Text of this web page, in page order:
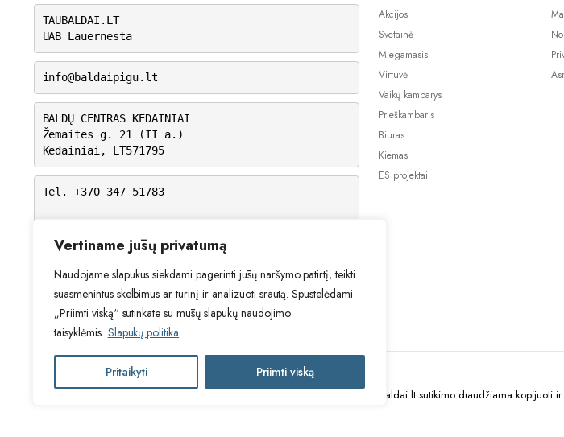
Vertiname jūsų privatumą
Naudojame slapukus siekdami pagerinti jūsų naršymo patirtį, teikti
suasmenintus skelbimus ar turinį ir analizuoti srautą. Spustelėdami
„Priimti viską“ sutinkate su mūsų slapukų naudojimo
taisyklėmis. Slapukų politika
Pritaikyti Priimti viską
TAUBALDAI.LT
UAB Lauernesta
info@baldaipigu.lt
BALDŲ CENTRAS KĖDAINIAI
Žemaitės g. 21 (II a.)
Kėdainiai, LT571795
Tel. +370 347 51783
VI: 9.00 – 15.00
VII: Nedirbame
Akcijos
Svetainė
Miegamasis
Virtuvė
Vaikų kambarys
Prieškambaris
Biuras
Kiemas
ES projektai
2024 © Visos teisės saugomos. Be TauBaldai.lt sutikimo draudžiama kopijuoti